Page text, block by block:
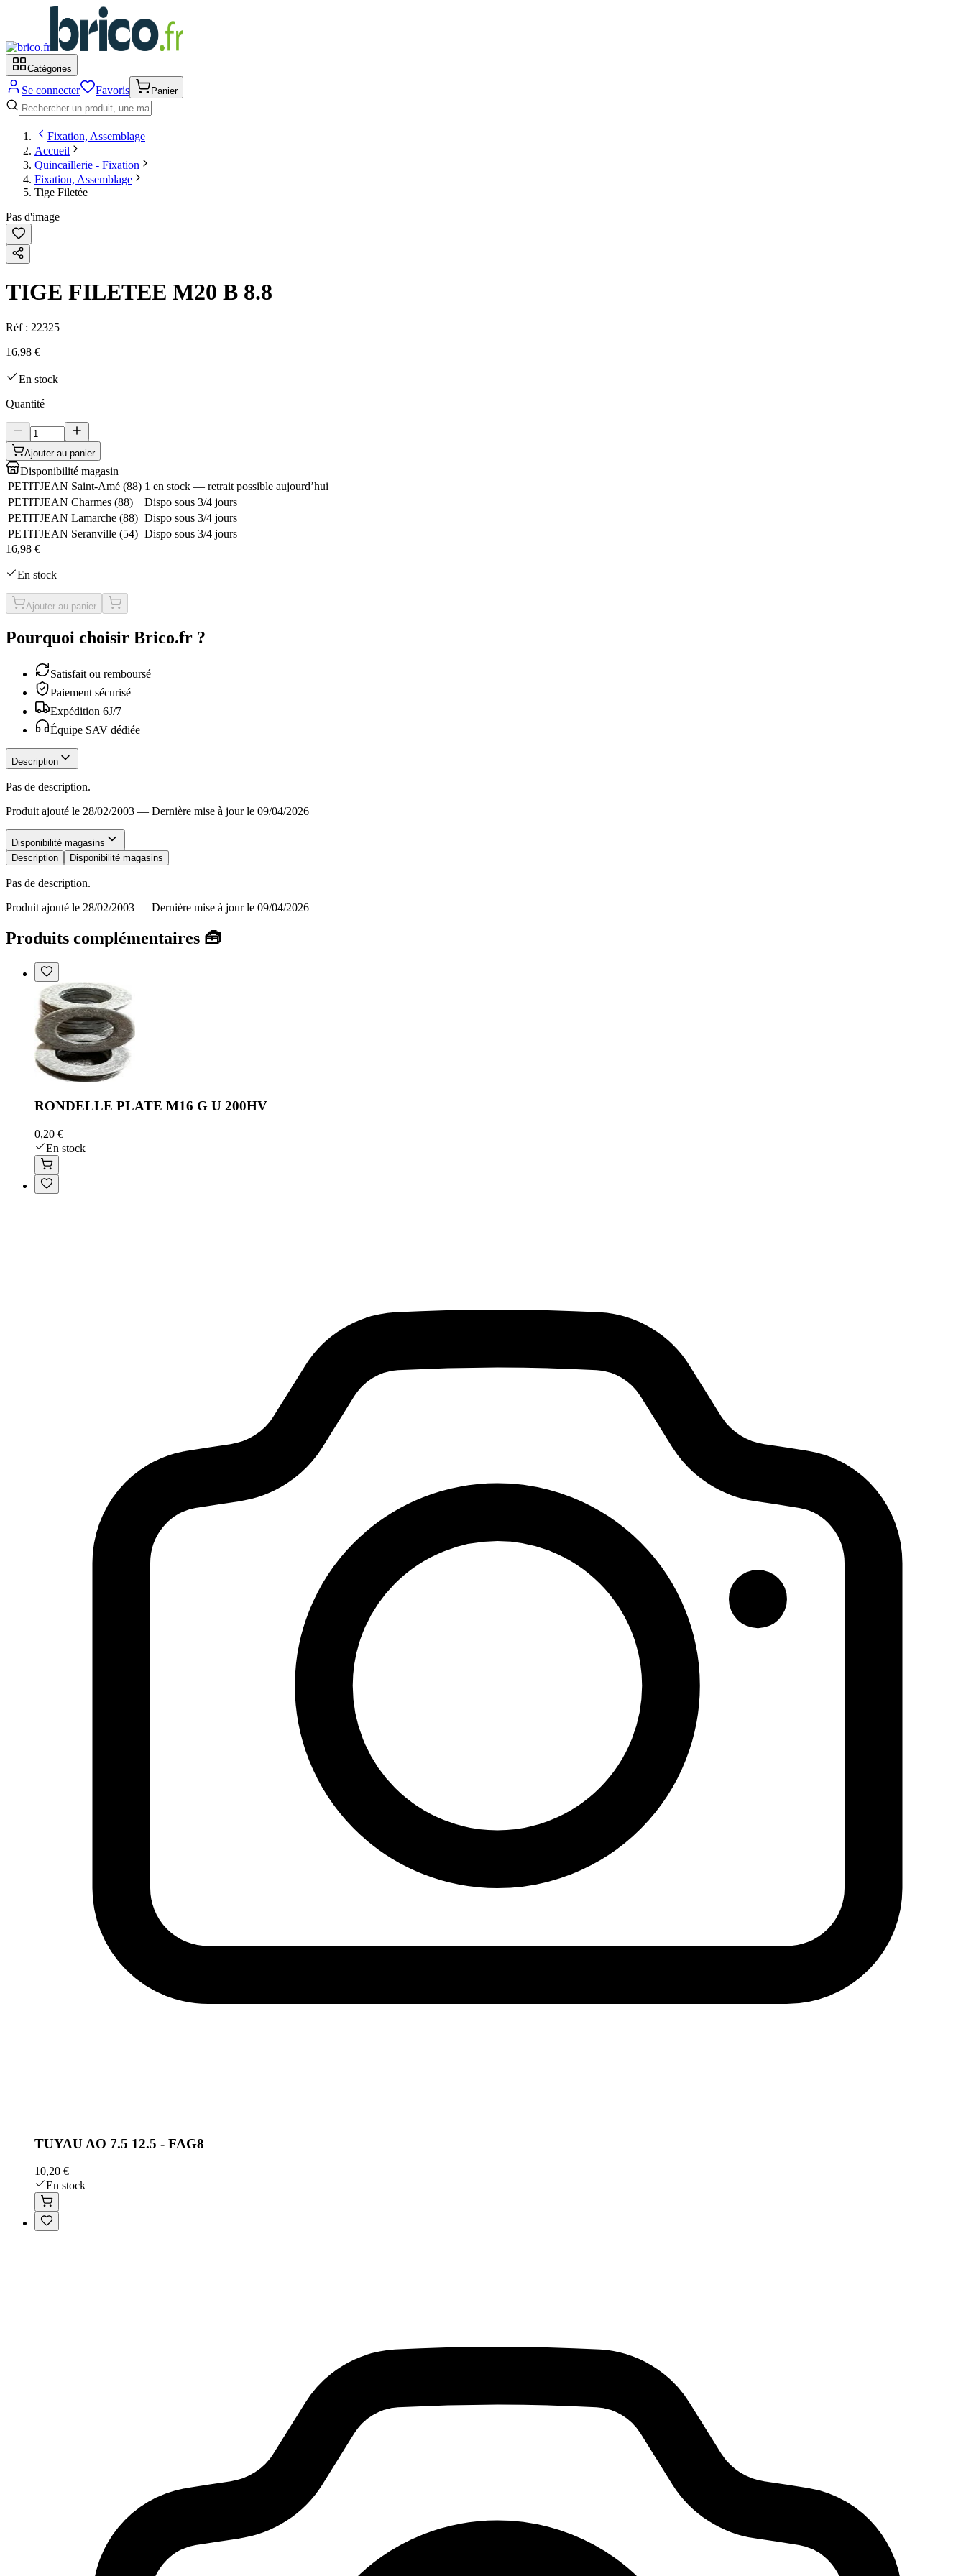
Catégories
Se connecter Favoris Panier
Fixation, Assemblage
Accueil
Quincaillerie - Fixation
Fixation, Assemblage
Tige Filetée
Pas d'image
TIGE FILETEE M20 B 8.8
Réf : 22325
16,98 €
En stock
Quantité
Ajouter au panier
Disponibilité magasin
PETITJEAN Saint-Amé (88) 1 en stock — retrait possible aujourd’hui
PETITJEAN Charmes (88)
Dispo sous 3/4 jours
PETITJEAN Lamarche (88) Dispo sous 3/4 jours
PETITJEAN Seranville (54) Dispo sous 3/4 jours
16,98 €
En stock
Ajouter au panier
Pourquoi choisir Brico.fr ?
Satisfait ou remboursé
Paiement sécurisé
Expédition 6J/7
Équipe SAV dédiée
Description
Pas de description.
Produit ajouté le 28/02/2003 — Dernière mise à jour le 09/04/2026
Disponibilité magasins
Description
Disponibilité magasins
Pas de description.
Produit ajouté le 28/02/2003 — Dernière mise à jour le 09/04/2026
Produits complémentaires 🧰
RONDELLE PLATE M16 G U 200HV
0,20 €
En stock
TUYAU AO 7.5 12.5 - FAG8
10,20 €
En stock